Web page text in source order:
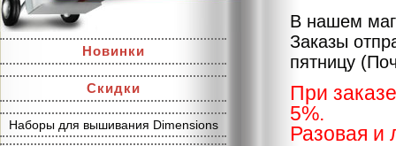
Новинки
Скидки
Наборы для вышивания Dimensions
В нашем
Заказы
пятницу
При
5%.
Разовая и